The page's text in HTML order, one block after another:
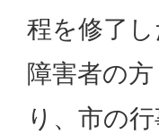
程を修了
障害者の
り、市の